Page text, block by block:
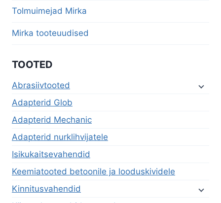
Tolmuimejad Mirka
Mirka tooteuudised
TOOTED
Abrasiivtooted
Adapterid Glob
Adapterid Mechanic
Adapterid nurklihvijatele
Isikukaitsevahendid
Keemiatooted betoonile ja looduskividele
Kinnitusvahendid